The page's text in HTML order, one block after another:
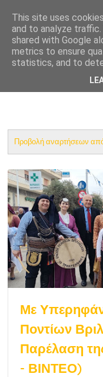
Ένωση
Προβολή αναρτήσεων
Με
Ποντίων
Παρέλαση
- ΒΙΝΤΕΟ)
This site uses
and to analyze traffic.
shared with Google
metrics to ensure
statistics, and to